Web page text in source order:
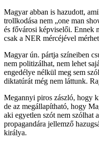
Magyar abban is hazudott,
trollkodása nem „one man
és fővárosi képviselői. Ennek
csak a NER mércéjével
Magyar ún. pártja színeiben
nem politizálhat, nem lehet
engedélye nélkül meg sem
diktatúrát még nem láttunk.
Megannyi piros zászló, hogy
de az megállapítható, hogy
aki egyetlen szót nem szólhat
propagandára jellemző
királya.